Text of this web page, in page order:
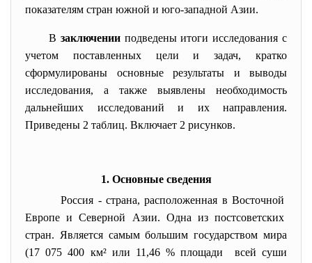
показателям стран южной и юго-западной Азии.
В заключенииподведены итоги исследования с
учетом поставленных цели и задач, кратко
сформулированы основные результаты и выводы
исследования, а также выявлены необходимость
дальнейших исследований и их направления.
Приведены 2 таблиц. Включает 2 рисунков.
1. Основные сведения
Россия - страна, расположенная в Восточной
Европе и Северной Азии. Одна из постсоветских
стран. Является самым большим государством мира
(17 075 400 км² или 11,46 % площади всей суши